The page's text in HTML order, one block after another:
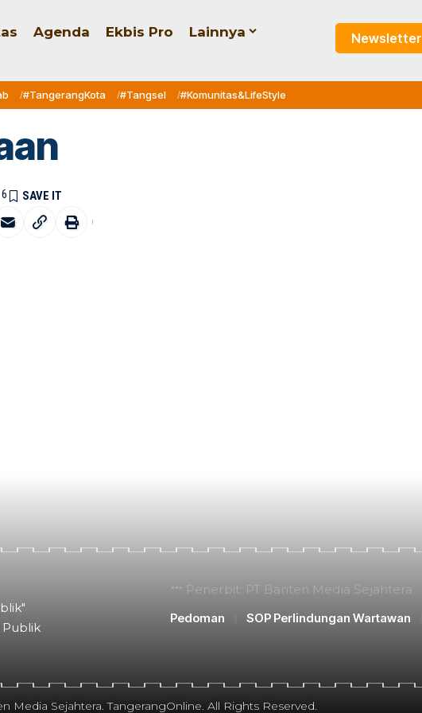
Agenda Ekbis Pro Lainnya Newsletter
#TangerangKota #Tangsel #Komunitas&LifeStyle
Publik
Penerbit: PT Banten Media Sejahtera
Pedoman
SOP Perlindungan Wartawan
Media Sejahtera. TangerangOnline. All Rights Reserved.